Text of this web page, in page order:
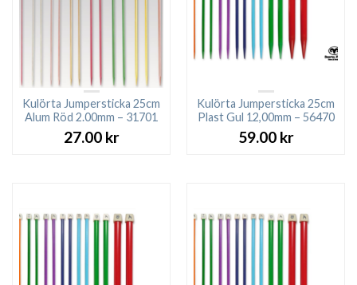
Kulörta Jumpersticka 25cm
Alum Röd 2.00mm – 31701
27.00 kr
Kulörta Jumpersticka 25cm
Plast Gul 12,00mm – 56470
59.00 kr